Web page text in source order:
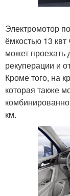
Электромотор
ёмкостью 13 квт
может проехать
рекуперации и
Кроме того, на
которая также
км.